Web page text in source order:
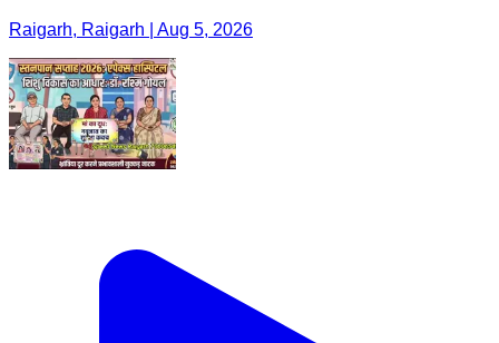
Raigarh, Raigarh | Aug 5, 2026